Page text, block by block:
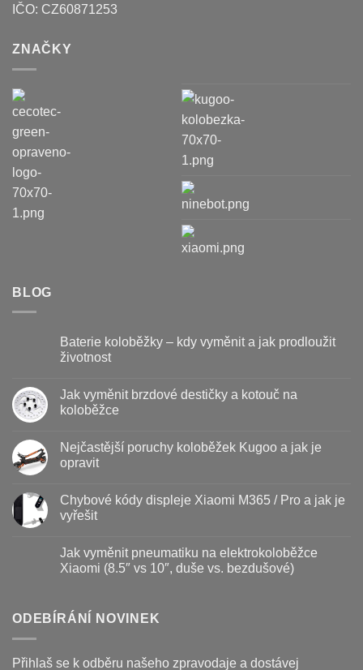
IČO: CZ60871253
ZNAČKY
BLOG
Baterie koloběžky – kdy vyměnit a jak prodloužit
životnost
textu
s
koloběžky
kdy
jak
prodloužit
životnost
Jak vyměnit brzdové destičky a kotouč na
koloběžce
u
s
vyměnit
brzdové
destičky
na
koloběžce
Nejčastější poruchy koloběžek Kugoo a jak je
opravit
u
textu
s
poruchy
koloběžek
Kugoo
opravit
Chybové kódy displeje Xiaomi M365 / Pro a jak je
vyřešit
textu
s
displeje
Jak vyměnit pneumatiku na elektrokoloběžce
Xiaomi (8.5″ vs 10″, duše vs. bezdušové)
textu
vyměnit
ODEBÍRÁNÍ NOVINEK
Přihlaš se k odběru našeho zpravodaje a dostávej